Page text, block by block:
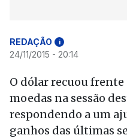
REDAÇÃO i
24/11/2015 - 20:14
O dólar recuou frente
moedas na sessão
respondendo a um
ganhos das últimas